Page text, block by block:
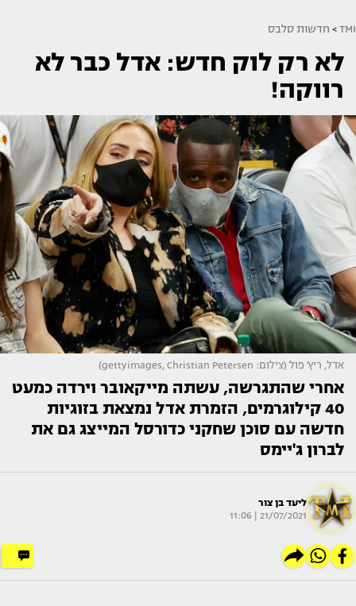
TMI
> חדשות סלבס
לא רק לוק חדש: אדל כבר לא
רווקה!
אדל, ריץ' פול (צילום: gettyimages, Christian Petersen)
אחרי שהתגרשה, עשתה מייקאובר וירדה כמעט
40 קילוגרמים, הזמרת אדל נמצאת בזוגיות
חדשה עם סוכן שחקני כדורסל המייצג גם את
לברון ג'יימס
ליעד בן צור
21/07/2021 | 11:06